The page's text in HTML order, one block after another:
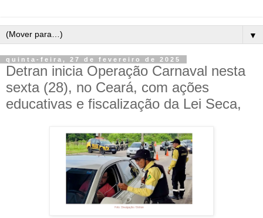
▼
quinta-feira, 27 de fevereiro de 2025
Detran inicia Operação Carnaval nesta
sexta (28), no Ceará, com ações
educativas e fiscalização da Lei Seca,